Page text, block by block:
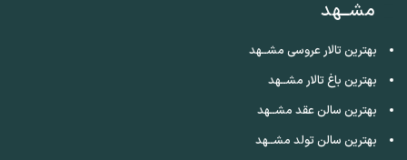
مشــهد
بهترین تالار عروسی مشــهد
بهترین باغ تالار مشــهد
بهترین سالن عقد مشــهد
بهترین سالن تولد مشــهد